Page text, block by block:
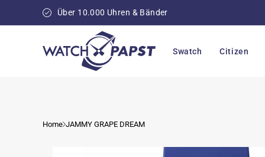
Über 10.000 Uhren & Bänder
Swatch Citizen
Home JAMMY GRAPE DREAM